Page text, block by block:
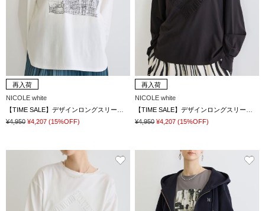
再入荷
NICOLE white
¥4,950 ¥4,207 (15%OFF)
再入荷
NICOLE white
¥4,950 ¥4,207 (15%OFF)